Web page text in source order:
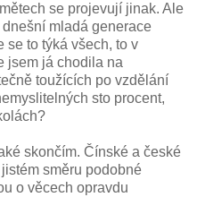
se projevují jinak. Ale
mladá generace
se to týká všech, to v
jsem já chodila na
toužících po vzdělání
sto procent,
skončím. Čínské a české
směru podobné
o věcech opravdu